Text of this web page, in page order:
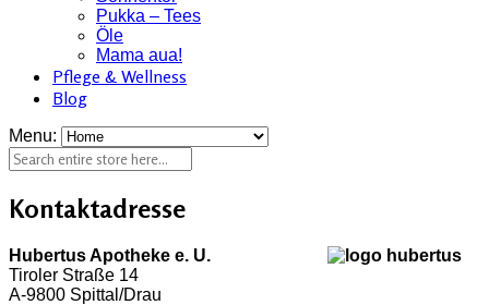
Pukka – Tees
Öle
Mama aua!
Pflege & Wellness
Blog
Menu:
Kontaktadresse
Hubertus Apotheke e. U.
Tiroler Straße 14
A-9800 Spittal/Drau